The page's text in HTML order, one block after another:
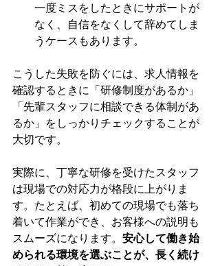
一度ミスをしたときにサポートが
なく、自信をなくして辞めてしま
うケースもあります。
こうした失敗を防ぐには、求人情報を
確認するときに「研修制度があるか」
「先輩スタッフに相談できる体制があ
るか」をしっかりチェックすることが
大切です。
実際に、丁寧な研修を受けたスタッフ
は現場での対応力が格段に上がりま
す。たとえば、初めての現場でも落ち
着いて作業ができ、お客様への説明も
スムーズになります。 安心して働き始
められる環境を選ぶことが、長く続け